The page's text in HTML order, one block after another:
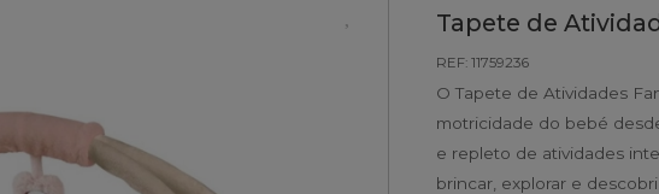
Tapete de
REF: 11759236
O Tapete de Atividades
motricidade do bebé
e repleto de atividades
brincar, explorar e